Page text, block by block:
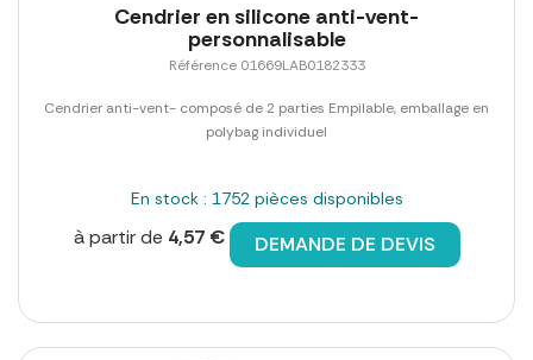
Cendrier en silicone anti-vent-
personnalisable
Référence 01669LAB0182333
Cendrier anti-vent- composé de 2 parties Empilable, emballage en
polybag individuel
En stock : 1752 pièces disponibles
à partir de 4,57 € DEMANDE DE DEVIS